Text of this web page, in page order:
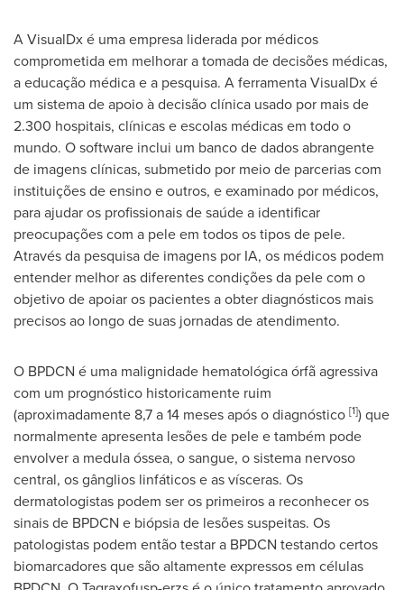
A VisualDx é uma empresa liderada por médicos
comprometida em melhorar a tomada de decisões médicas,
a educação médica e a pesquisa. A ferramenta VisualDx é
um sistema de apoio à decisão clínica usado por mais de
2.300 hospitais, clínicas e escolas médicas em todo o
mundo. O software inclui um banco de dados abrangente
de imagens clínicas, submetido por meio de parcerias com
instituições de ensino e outros, e examinado por médicos,
para ajudar os profissionais de saúde a identificar
preocupações com a pele em todos os tipos de pele.
Através da pesquisa de imagens por IA, os médicos podem
entender melhor as diferentes condições da pele com o
objetivo de apoiar os pacientes a obter diagnósticos mais
precisos ao longo de suas jornadas de atendimento.
O BPDCN é uma malignidade hematológica órfã agressiva
com um prognóstico historicamente ruim
(aproximadamente 8,7 a 14 meses após o diagnóstico [1]) que
normalmente apresenta lesões de pele e também pode
envolver a medula óssea, o sangue, o sistema nervoso
central, os gânglios linfáticos e as vísceras. Os
dermatologistas podem ser os primeiros a reconhecer os
sinais de BPDCN e biópsia de lesões suspeitas. Os
patologistas podem então testar a BPDCN testando certos
biomarcadores que são altamente expressos em células